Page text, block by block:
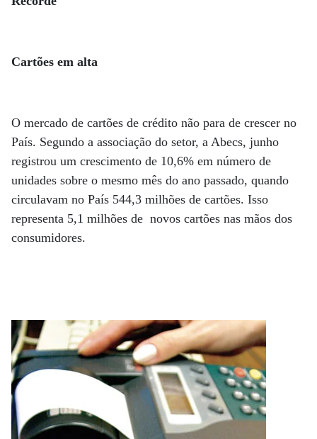
Cartões em alta
O mercado de cartões de crédito não para de crescer no
País. Segundo a associação do setor, a Abecs, junho
registrou um crescimento de 10,6% em número de
unidades sobre o mesmo mês do ano passado, quando
circulavam no País 544,3 milhões de cartões. Isso
representa 5,1 milhões de novos cartões nas mãos dos
consumidores.